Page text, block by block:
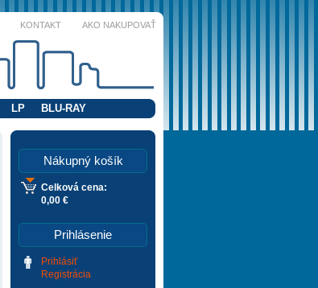
KONTAKT AKO NAKUPOVAŤ
LP BLU-RAY
Nákupný košík
Celková cena:
0,00 €
Prihlásenie
Prihlásiť
Registrácia